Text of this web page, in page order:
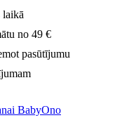
laikā
no 49 €
pasūtījumu
BabyOno